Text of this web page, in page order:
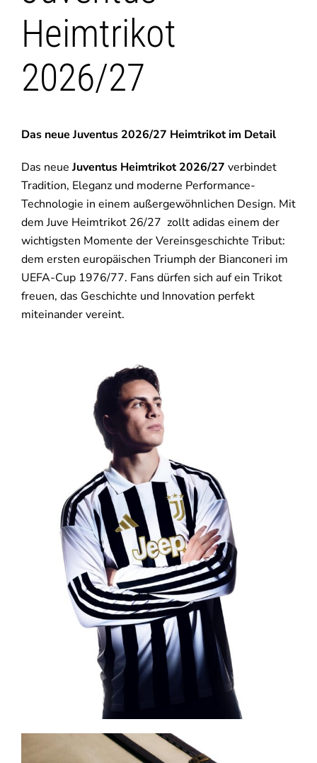
Heimtrikot
2026/27
Das neue Juventus 2026/27 Heimtrikot im Detail
Das neue Juventus Heimtrikot 2026/27 verbindet
Tradition, Eleganz und moderne Performance-
Technologie in einem außergewöhnlichen Design. Mit
dem Juve Heimtrikot 26/27 zollt adidas einem der
wichtigsten Momente der Vereinsgeschichte Tribut:
dem ersten europäischen Triumph der Bianconeri im
UEFA-Cup 1976/77. Fans dürfen sich auf ein Trikot
freuen, das Geschichte und Innovation perfekt
miteinander vereint.